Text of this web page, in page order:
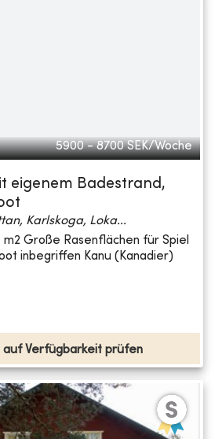
5900 - 8700 SEK/Woche
eigenem Badestrand,
Karlskoga, Loka...
Große Rasenflächen für Spiel
inbegriffen Kanu (Kanadier)
auf Verfügbarkeit prüfen